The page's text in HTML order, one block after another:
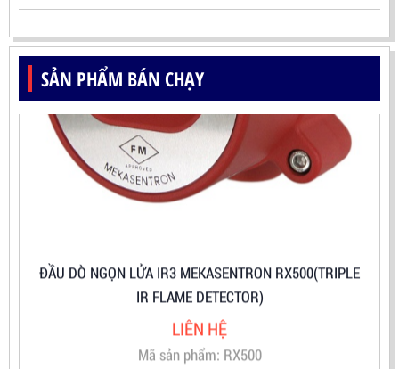
SẢN PHẨM BÁN CHẠY
IR FLAME DETECTOR)
LIÊN HỆ
Mã sản phẩm: RX500